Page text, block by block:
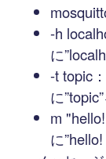
-h
に
-t topic
に
m
に